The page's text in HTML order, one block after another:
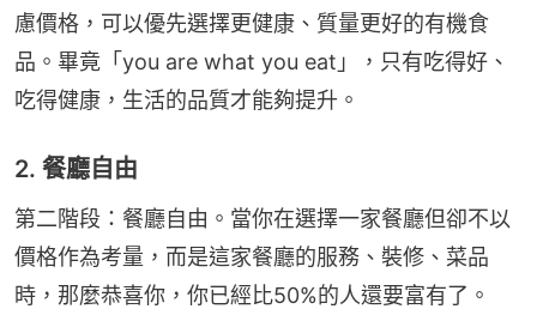
慮價格，可以優先選擇更健康、質量更好的有機食
品。畢竟「you are what you eat」，只有吃得好、
吃得健康，生活的品質才能夠提升。
2. 餐廳自由
第二階段：餐廳自由。當你在選擇一家餐廳但卻不以
價格作為考量，而是這家餐廳的服務、裝修、菜品
時，那麼恭喜你，你已經比50%的人還要富有了。